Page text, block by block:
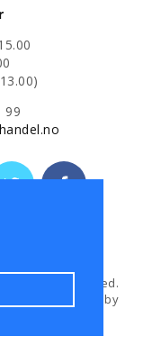
99
All Rights Reserved.
Powered by